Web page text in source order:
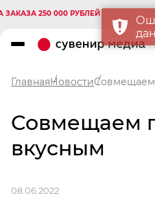
250 000 РУБЛЕЙ
ГлавнаяНовостиСовмещаем
Совмещаем
вкусным
08.06.2022